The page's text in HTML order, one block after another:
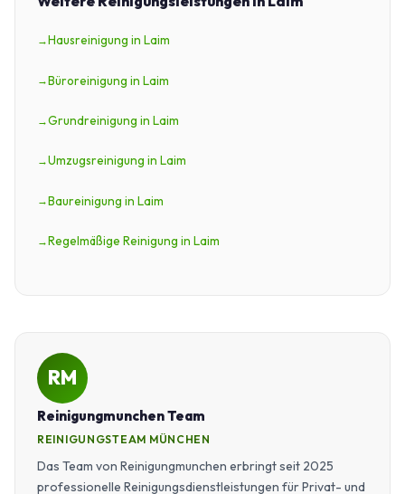
Hausreinigung in Laim
Büroreinigung in Laim
Grundreinigung in Laim
Umzugsreinigung in Laim
Baureinigung in Laim
Regelmäßige Reinigung in Laim
RM
Reinigungmunchen Team
REINIGUNGSTEAM MÜNCHEN
Das Team von Reinigungmunchen erbringt seit 2025
professionelle Reinigungsdienstleistungen für Privat- und